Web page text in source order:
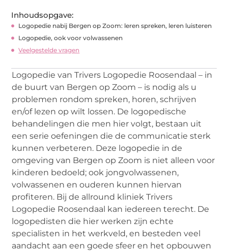
Inhoudsopgave:
Logopedie nabij Bergen op Zoom: leren spreken, leren luisteren
Logopedie, ook voor volwassenen
Veelgestelde vragen
Logopedie van Trivers Logopedie Roosendaal – in
de buurt van Bergen op Zoom – is nodig als u
problemen rondom spreken, horen, schrijven
en/of lezen op wilt lossen. De logopedische
behandelingen die men hier volgt, bestaan uit
een serie oefeningen die de communicatie sterk
kunnen verbeteren. Deze logopedie in de
omgeving van Bergen op Zoom is niet alleen voor
kinderen bedoeld; ook jongvolwassenen,
volwassenen en ouderen kunnen hiervan
profiteren. Bij de allround kliniek Trivers
Logopedie Roosendaal kan iedereen terecht. De
logopedisten die hier werken zijn echte
specialisten in het werkveld, en besteden veel
aandacht aan een goede sfeer en het opbouwen